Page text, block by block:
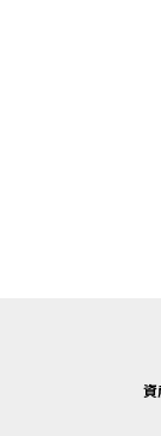
資